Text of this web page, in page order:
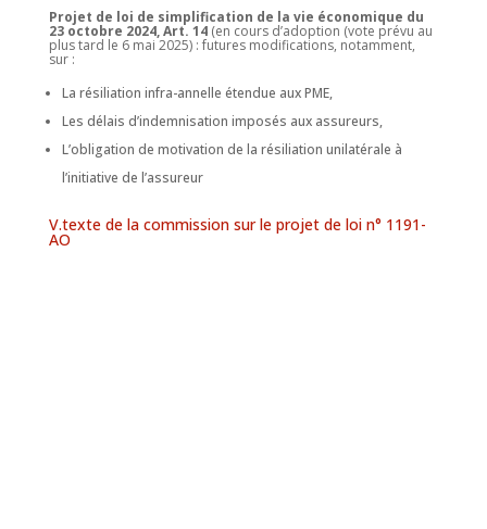
Projet de loi de simplification de la vie économique du
23 octobre 2024, Art. 14 (en cours d’adoption (vote prévu au
plus tard le 6 mai 2025) : futures modifications, notamment,
sur :
La résiliation infra-annelle étendue aux PME,
Les délais d’indemnisation imposés aux assureurs,
L’obligation de motivation de la résiliation unilatérale à
l’initiative de l’assureur
V.texte de la commission sur le projet de loi n° 1191-
AO